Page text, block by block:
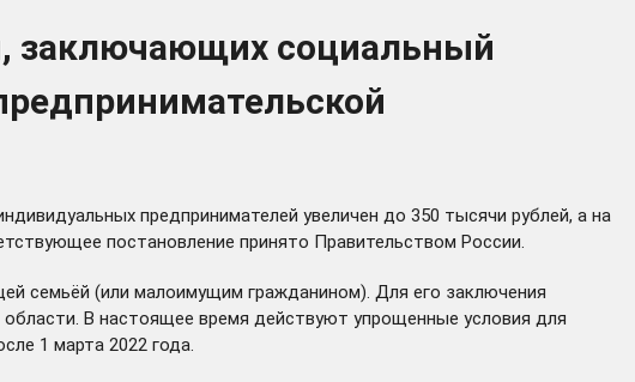
заключающих социальный
предпринимателей увеличен до 350 тысячи рублей, а на
постановление принято Правительством России.
семьёй (или малоимущим гражданином). Для его заключения
В настоящее время действуют упрощенные условия для
1 марта 2022 года.